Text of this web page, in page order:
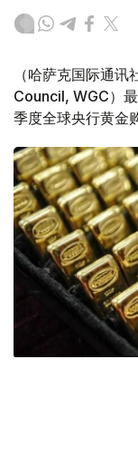
（哈萨克国际通
Council, WGC）
季度全球央行黄金